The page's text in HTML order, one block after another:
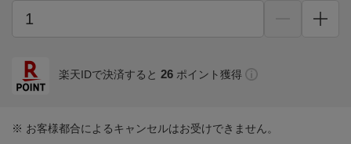
楽天IDで決済すると 26 ポイント獲得
※ お客様都合によるキャンセルはお受けできません。